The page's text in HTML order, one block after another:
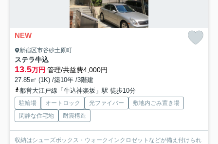
NEW
新宿区市谷砂土原町
ステラ牛込
13.5万円 管理/共益費4,000円
27.85㎡ (1K) /築10年 /3階建
都営大江戸線「牛込神楽坂」駅 徒歩10分
駐輪場 オートロック 光ファイバー
敷地内ごみ置き場
閑静な住宅地
耐震構造
収納はシューズボックス・ウォークインクロゼットなどが備え付けられ